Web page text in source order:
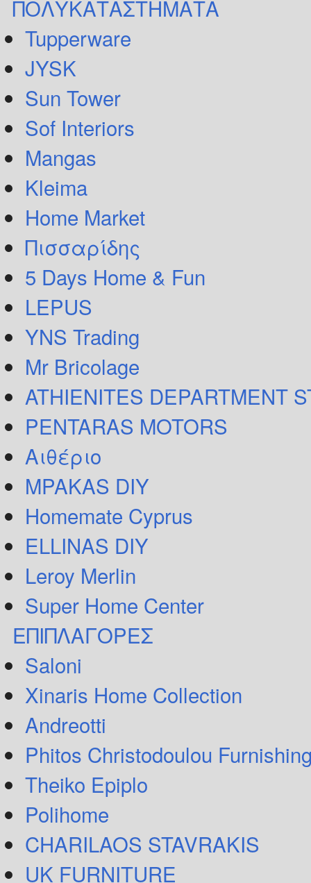
ΠΟΛΥΚΑΤΑΣΤΗΜΑΤΑ
Tupperware
JYSK
Sun Tower
Sof Interiors
Mangas
Kleima
Home Market
Πισσαρίδης
5 Days Home & Fun
LEPUS
YNS Trading
Mr Bricolage
ATHIENITES DEPARTMENT
PENTARAS MOTORS
Αιθέριο
MPAKAS DIY
Homemate Cyprus
ELLINAS DIY
Leroy Merlin
Super Home Center
ΕΠΙΠΛΑΓΟΡΕΣ
Saloni
Xinaris Home Collection
Andreotti
Phitos Christodoulou
Theiko Epiplo
Polihome
CHARILAOS STAVRAKIS
UK FURNITURE